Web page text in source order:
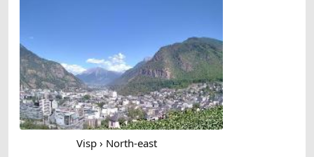
Visp › North-east